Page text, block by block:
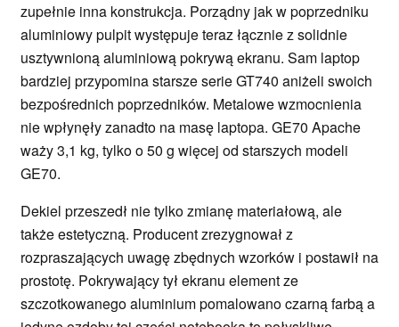
zupełnie inna konstrukcja. Porządny jak w poprzedniku
aluminiowy pulpit występuje teraz łącznie z solidnie
usztywnioną aluminiową pokrywą ekranu. Sam laptop
bardziej przypomina starsze serie GT740 aniżeli swoich
bezpośrednich poprzedników. Metalowe wzmocnienia
nie wpłynęły zanadto na masę laptopa. GE70 Apache
waży 3,1 kg, tylko o 50 g więcej od starszych modeli
GE70.
Dekiel przeszedł nie tylko zmianę materiałową, ale
także estetyczną. Producent zrezygnował z
rozpraszających uwagę zbędnych wzorków i postawił na
prostotę. Pokrywający tył ekranu element ze
szczotkowanego aluminium pomalowano czarną farbą a